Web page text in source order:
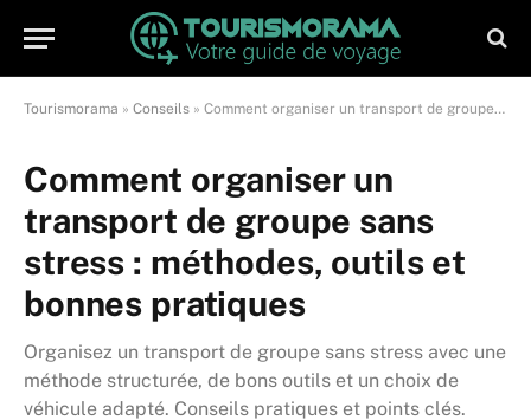
Tourismorama » Conseils » Comment organiser un transport de groupe sans stress : méthodes, outils et bonnes pratiques
Comment organiser un
transport de groupe sans
stress : méthodes, outils et
bonnes pratiques
Organisez un transport de groupe sans stress avec une
méthode structurée, de bons outils et un choix de
véhicule adapté. Conseils pratiques et points clés.